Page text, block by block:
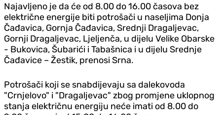
Najavljeno je da će od 8.00 do 16.00 časova bez
električne energije biti potrošači u naseljima Donja
Čađavica, Gornja Čađavica, Srednji Dragaljevac,
Gornji Dragaljevac, Ljeljenča, u dijelu Velike Obarske
- Bukovica, Šubarići i Tabašnica i u dijelu Srednje
Čađavice – Žestik, prenosi Srna.
Potrošači koji se snabdijevaju sa dalekovoda
"Crnjelovo" i "Dragaljevac" zbog promjene uklopnog
stanja električnu energiju neće imati od 8.00 do